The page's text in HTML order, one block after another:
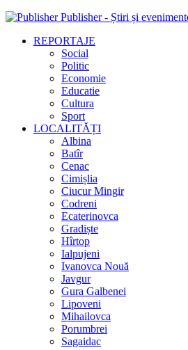
Publisher - Știri și
REPORTAJE
Social
Politic
Economie
Educatie
Cultura
Sport
LOCALITĂȚI
Albina
Batîr
Cenac
Cimișlia
Ciucur Mingir
Codreni
Ecaterinovca
Gradiște
Hîrtop
Ialpujeni
Ivanovca Nouă
Javgur
Gura Galbenei
Lipoveni
Mihailovca
Porumbrei
Sagaidac